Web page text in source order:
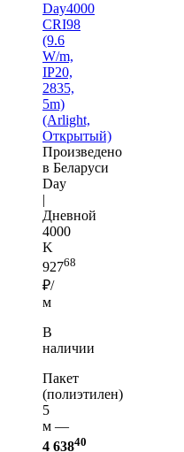
Day4000
CRI98
(9.6
W/m,
IP20,
2835,
5m)
(Arlight,
Открытый)
Произведено
в Беларуси
Day
|
Дневной
4000
K
92768
₽/
м
В
наличии
Пакет
(полиэтилен)
5
м —
4 63840